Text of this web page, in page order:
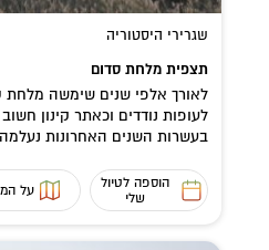
שגרירי היסטוריה
תצפית מלחת סדום
לאורך אלפי שנים שימשה מלחת
לעופות נודדים וכאתר קינון
בעשרות השנים האחרונות
הוספה לטיול
שלי
על